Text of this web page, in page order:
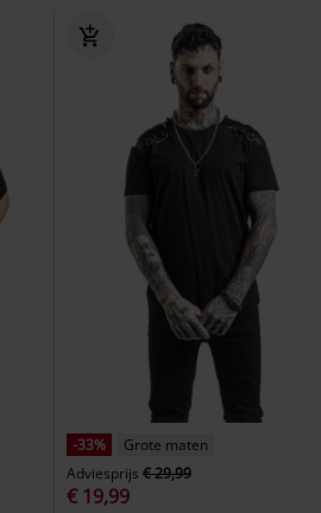
-33%
Grote maten
Adviesprijs € 29,99
€ 19,99